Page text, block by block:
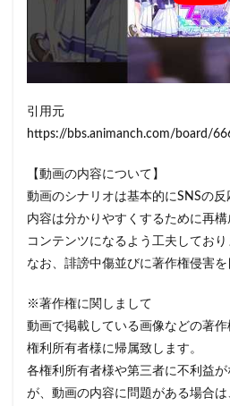
引用元
https://bbs.animanch.com/board/
【動画の内容について】
動画のシナリオは基本的にSNSの反
内容は分かりやすくするために再
コンテンツになるよう工夫しており
なお、誹謗中傷並びに著作権侵害を
※著作権に関しまして
動画で掲載している画像などの著
権利所有者様に帰属致します。
各権利所有者様や第三者に不利益
が、動画の内容に問題がある場合